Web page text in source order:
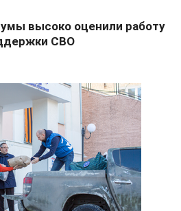
высоко оценили работу
СВО